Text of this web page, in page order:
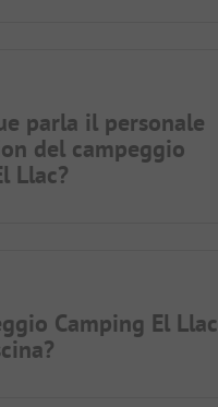
parla il personale
del campeggio
Llac?
Camping El Llac